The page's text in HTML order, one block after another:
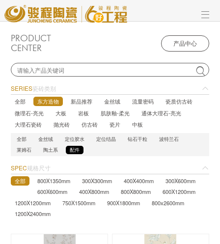
PRODUCT
CENTER
产品中心

SERIES瓷砖类别
全部 东方造物 新品推荐 金丝绒 流量密码
瓷质仿古砖
微理石-亮光
大板 岩板 肌肤釉-柔光
通体大理石-亮光
大理石瓷砖
抛光砖 仿古砖 瓷片 中板
全部 金丝绒 定位胶水 定位结晶 钻石干粒
波特兰石
莱姆石
陶土系 配件
SPEC规格尺寸
全部 800X1350mm 300X300mm 400X400mm
300X600mm
600X600mm
400X800mm 800X800mm
600X1200mm
1200X1200mm
750X1500mm 900X1800mm
800x2600mm
1200X2400mm